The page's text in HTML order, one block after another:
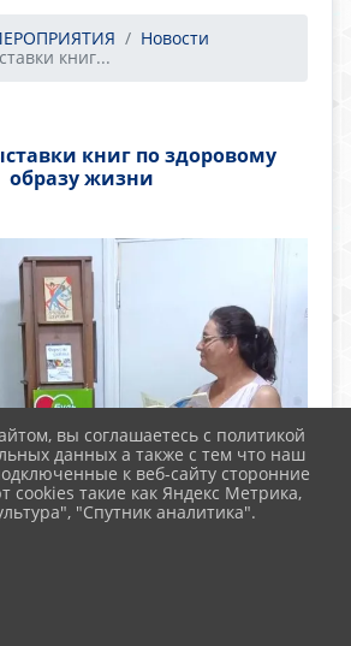
Новости
книг...
книг по здоровому
образу жизни
вы соглашаетесь с политикой
данных а также с тем что наш
к веб-сайту сторонние
cookies такие как Яндекс Метрика,
"Спутник аналитика".